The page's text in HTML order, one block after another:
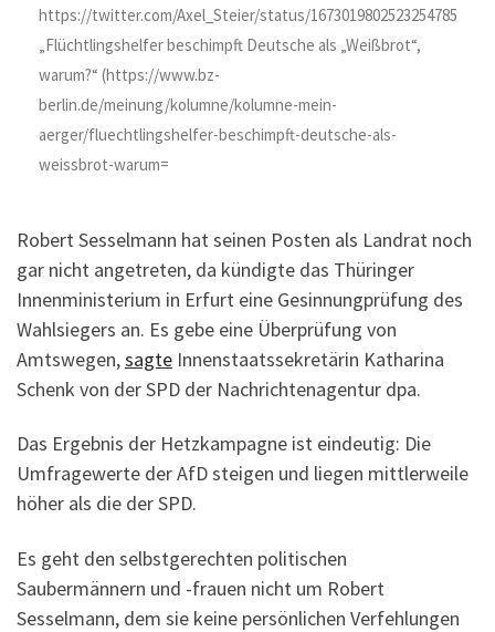
https://twitter.com/Axel_Steier/status/1673019802523254785
„Flüchtlingshelfer beschimpft Deutsche als „Weißbrot“,
warum?“ (https://www.bz-
berlin.de/meinung/kolumne/kolumne-mein-
aerger/fluechtlingshelfer-beschimpft-deutsche-als-
weissbrot-warum=
Robert Sesselmann hat seinen Posten als Landrat noch
gar nicht angetreten, da kündigte das Thüringer
Innenministerium in Erfurt eine Gesinnungprüfung des
Wahlsiegers an. Es gebe eine Überprüfung von
Amtswegen,sagte Innenstaatssekretärin Katharina
Schenk von der SPD der Nachrichtenagentur dpa.
Das Ergebnis der Hetzkampagne ist eindeutig: Die
Umfragewerte der AfD steigen und liegen mittlerweile
höher als die der SPD.
Es geht den selbstgerechten politischen
Saubermännern und -frauen nicht um Robert
Sesselmann, dem sie keine persönlichen Verfehlungen